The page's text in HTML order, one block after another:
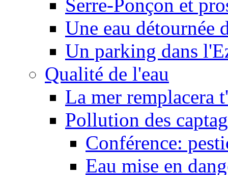
Serre-Ponçon et
Une eau détournée
Un parking dans
Qualité de l'eau
La mer remplacera
Pollution des
Conférence:
Eau mise en